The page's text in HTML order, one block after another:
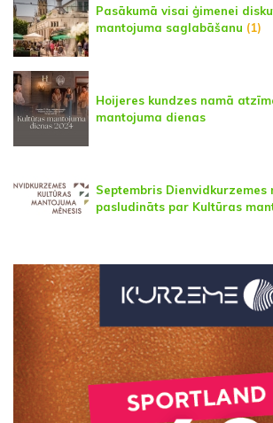
Pasākumā visai ģimenei
mantojuma saglabāšanu (1)
Hoijeres kundzes namā
mantojuma dienas
Septembris Dienvidkurzemes
pasludināts par Kultūras